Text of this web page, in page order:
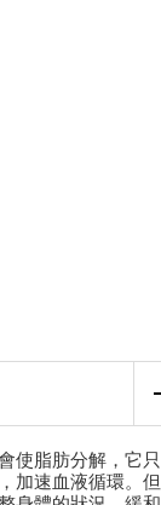
使脂肪分解，它只
加速血液循環。但